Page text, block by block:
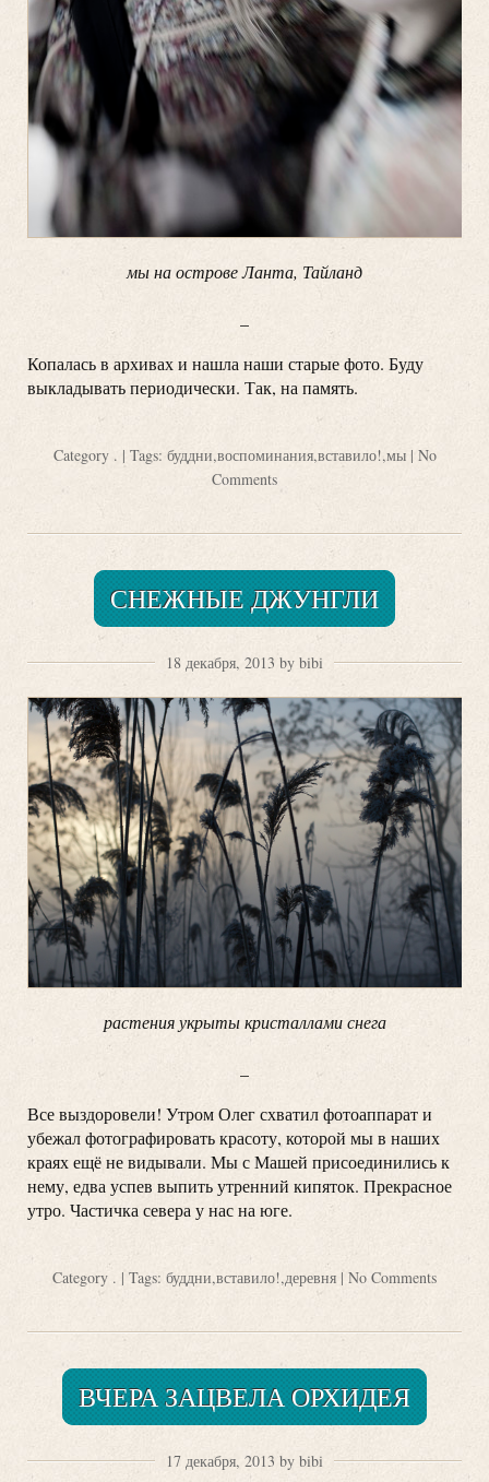
мы на острове Ланта, Тайланд
Копалась в архивах и нашла наши старые фото. Буду
выкладывать периодически. Так, на память.
Category . | Tags: буддни,воспоминания,вставило!,мы| No
Comments
СНЕЖНЫЕ ДЖУНГЛИ
18 декабря, 2013 by bibi
растения укрыты кристаллами снега
Все выздоровели! Утром Олег схватил фотоаппарат и
убежал фотографировать красоту, которой мы в наших
краях ещё не видывали. Мы с Машей присоединились к
нему, едва успев выпить утренний кипяток. Прекрасное
утро. Частичка севера у нас на юге.
Category . | Tags: буддни,вставило!,деревня | No Comments
ВЧЕРА ЗАЦВЕЛА ОРХИДЕЯ
17 декабря, 2013 by bibi